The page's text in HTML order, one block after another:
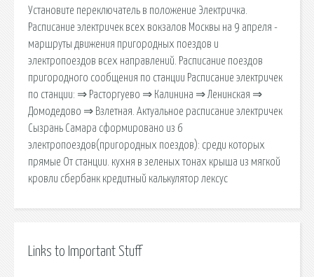
Установите переключатель в положение Электричка.
Расписание электричек всех вокзалов Москвы на 9 апреля -
маршруты движения пригородных поездов и
электропоездов всех направлений. Расписание поездов
пригородного сообщения по станции Расписание электричек
по станции: ⇒ Расторгуево ⇒ Калинина ⇒ Ленинская ⇒
Домодедово ⇒ Взлетная. Актуальное расписание электричек
Сызрань Самара сформировано из 6
электропоездов(пригородных поездов): среди которых
прямые От станции. кухня в зеленых тонах крыша из мягкой
кровли сбербанк кредитный калькулятор лексус
Links to Important Stuff